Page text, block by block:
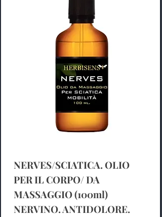
NERVES/SCIATICA. OLIO
PER IL CORPO/ DA
MASSAGGIO (100ml)
NERVINO. ANTIDOLORE.